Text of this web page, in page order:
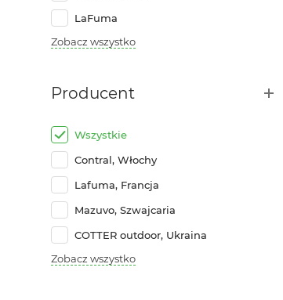
LaFuma
Zobacz wszystko
Producent
Wszystkie
Contral, Włochy
Lafuma, Francja
Mazuvo, Szwajcaria
COTTER outdoor, Ukraina
Zobacz wszystko